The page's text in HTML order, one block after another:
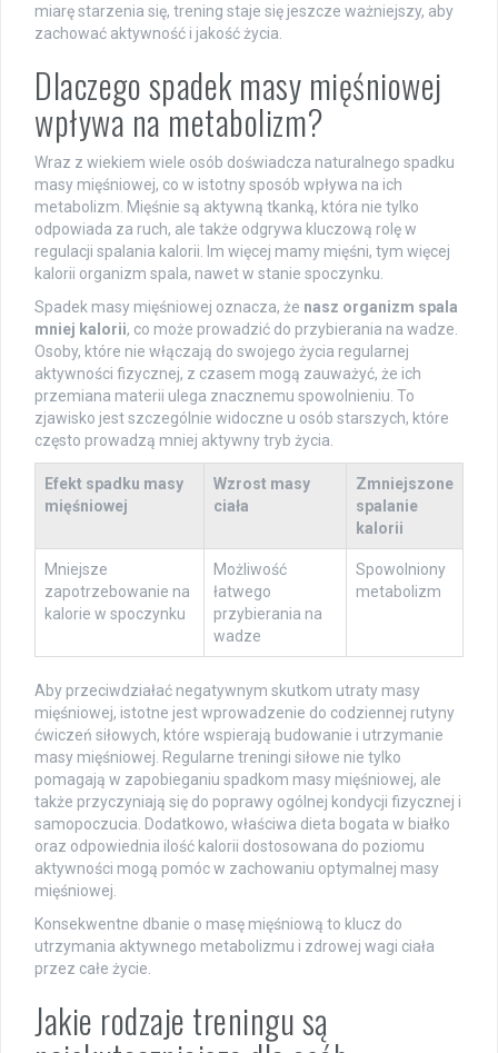
miarę starzenia się, trening staje się jeszcze ważniejszy, aby
zachować aktywność i jakość życia.
Dlaczego spadek masy mięśniowej
wpływa na metabolizm?
Wraz z wiekiem wiele osób doświadcza naturalnego spadku
masy mięśniowej, co w istotny sposób wpływa na ich
metabolizm. Mięśnie są aktywną tkanką, która nie tylko
odpowiada za ruch, ale także odgrywa kluczową rolę w
regulacji spalania kalorii. Im więcej mamy mięśni, tym więcej
kalorii organizm spala, nawet w stanie spoczynku.
Spadek masy mięśniowej oznacza, że nasz organizm spala
mniej kalorii, co może prowadzić do przybierania na wadze.
Osoby, które nie włączają do swojego życia regularnej
aktywności fizycznej, z czasem mogą zauważyć, że ich
przemiana materii ulega znacznemu spowolnieniu. To
zjawisko jest szczególnie widoczne u osób starszych, które
często prowadzą mniej aktywny tryb życia.
Efekt spadku masy
mięśniowej
Wzrost masy
ciała
Zmniejszone
spalanie
kalorii
Mniejsze
zapotrzebowanie na
kalorie w spoczynku
Możliwość
łatwego
przybierania na
wadze
Spowolniony
metabolizm
Aby przeciwdziałać negatywnym skutkom utraty masy
mięśniowej, istotne jest wprowadzenie do codziennej rutyny
ćwiczeń siłowych, które wspierają budowanie i utrzymanie
masy mięśniowej. Regularne treningi siłowe nie tylko
pomagają w zapobieganiu spadkom masy mięśniowej, ale
także przyczyniają się do poprawy ogólnej kondycji fizycznej i
samopoczucia. Dodatkowo, właściwa dieta bogata w białko
oraz odpowiednia ilość kalorii dostosowana do poziomu
aktywności mogą pomóc w zachowaniu optymalnej masy
mięśniowej.
Konsekwentne dbanie o masę mięśniową to klucz do
utrzymania aktywnego metabolizmu i zdrowej wagi ciała
przez całe życie.
Jakie rodzaje treningu są